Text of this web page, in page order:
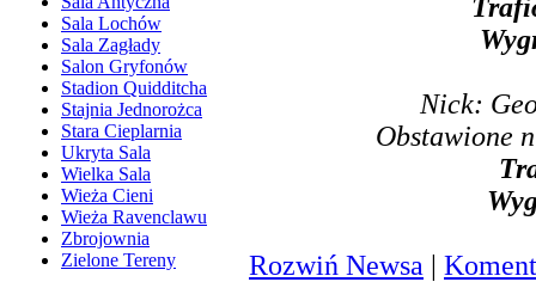
Sala Lochów
Sala Zagłady
Salon Gryfonów
Stadion Quidditcha
Stajnia Jednorożca
Stara Cieplarnia
Ukryta Sala
Wielka Sala
Wieża Cieni
Wieża Ravenclawu
Zbrojownia
Zielone Tereny
Nick:
Obstawione
Rozwiń Newsa |